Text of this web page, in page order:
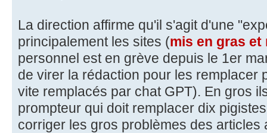
La direction affirme qu'il s'agit d'une
principalement les sites (mis en gras
personnel est en grève depuis le 1er
de virer la rédaction pour les remplacer
vite remplacés par chat GPT). En gros
prompteur qui doit remplacer dix
corriger les gros problèmes des articles